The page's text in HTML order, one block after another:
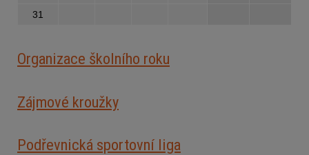
31
Organizace školního roku
Zájmové kroužky
Podřevnická sportovní liga